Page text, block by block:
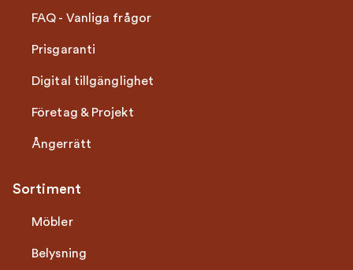
FAQ - Vanliga frågor
Prisgaranti
Digital tillgänglighet
Företag & Projekt
Ångerrätt
Sortiment
Möbler
Belysning